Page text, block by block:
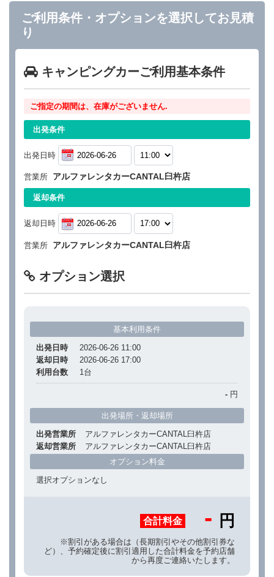
ご利用条件・オプションを選択してお見積
り
キャンピングカーご利用基本条件
ご指定の期間は、在庫がございません.
出発条件
出発日時
営業所 アルファレンタカーCANTAL臼杵店
返却条件
返却日時
営業所 アルファレンタカーCANTAL臼杵店
オプション選択
基本利用条件
出発日時
2026-06-26 11:00
返却日時
2026-06-26 17:00
利用台数
1 台
- 円
出発場所・返却場所
出発営業所
アルファレンタカーCANTAL臼杵店
返却営業所
アルファレンタカーCANTAL臼杵店
オプション料金
選択オプションなし
合計料金 - 円
※割引がある場合は（長期割引やその他割引券な
ど）、予約確定後に割引適用した合計料金を予約店舗
から再度ご連絡いたします。